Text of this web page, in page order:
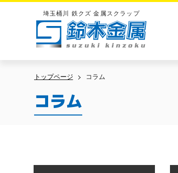
埼玉桶川 鉄クズ 金属スクラップ
トップページ コラム
コラム